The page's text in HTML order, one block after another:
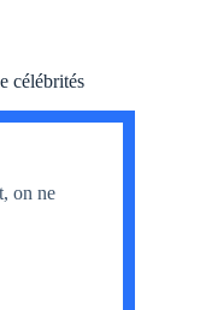
célébrités
on ne